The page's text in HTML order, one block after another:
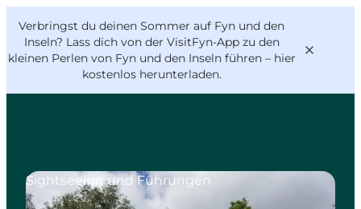
Verbringst du deinen Sommer auf Fyn und den
Inseln? Lass dich von der VisitFyn-App zu den
kleinen Perlen von Fyn und den Inseln führen – hier
kostenlos herunterladen.
Reise Ideen
Outdoor & bike
VisitFyn
Deutsch
Sightseeing und Führungen